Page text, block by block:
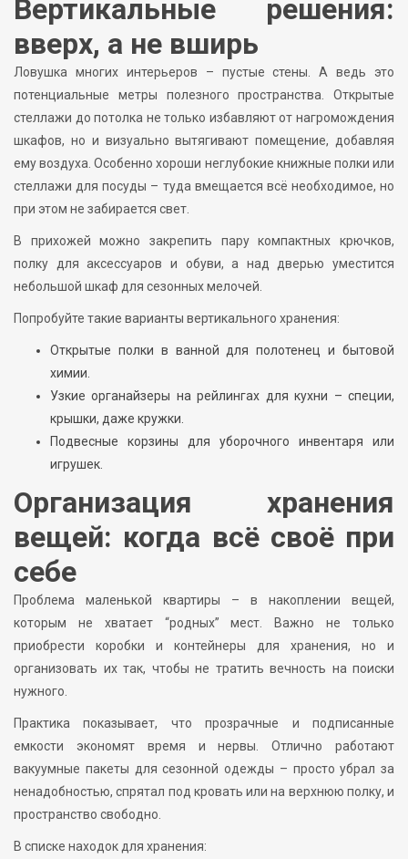
Вертикальные решения:
вверх, а не вширь
Ловушка многих интерьеров – пустые стены. А ведь это
потенциальные метры полезного пространства. Открытые
стеллажи до потолка не только избавляют от нагромождения
шкафов, но и визуально вытягивают помещение, добавляя
ему воздуха. Особенно хороши неглубокие книжные полки или
стеллажи для посуды – туда вмещается всё необходимое, но
при этом не забирается свет.
В прихожей можно закрепить пару компактных крючков,
полку для аксессуаров и обуви, а над дверью уместится
небольшой шкаф для сезонных мелочей.
Попробуйте такие варианты вертикального хранения:
Открытые полки в ванной для полотенец и бытовой
химии.
Узкие органайзеры на рейлингах для кухни – специи,
крышки, даже кружки.
Подвесные корзины для уборочного инвентаря или
игрушек.
Организация хранения
вещей: когда всё своё при
себе
Проблема маленькой квартиры – в накоплении вещей,
которым не хватает “родных” мест. Важно не только
приобрести коробки и контейнеры для хранения, но и
организовать их так, чтобы не тратить вечность на поиски
нужного.
Практика показывает, что прозрачные и подписанные
емкости экономят время и нервы. Отлично работают
вакуумные пакеты для сезонной одежды – просто убрал за
ненадобностью, спрятал под кровать или на верхнюю полку, и
пространство свободно.
В списке находок для хранения: